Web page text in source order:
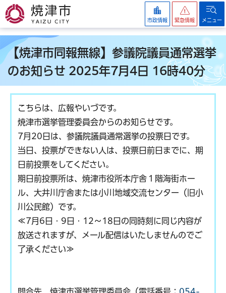
焼津市
市政情報 緊急情報 メニュー
【焼津市同報無線】参議院議員通常選挙
のお知らせ 2025年7月4日 16時40分
こちらは、広報やいづです。
焼津市選挙管理委員会からのお知らせです。
7月20日は、参議院議員通常選挙の投票日です。
当日、投票ができない人は、投票日前日までに、期
日前投票をしてください。
期日前投票所は、焼津市役所本庁舎１階海街ホー
ル、大井川庁舎または小川地域交流センター（旧小
川公民館）です。
≪7月6日・9日・12〜18日の同時刻に同じ内容が
放送されますが、メール配信はいたしませんのでご
了承ください≫